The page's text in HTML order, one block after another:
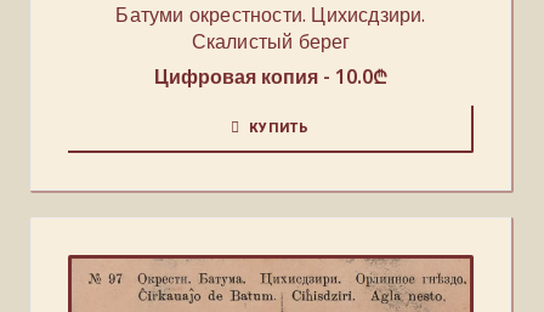
Батуми окрестности. Цихисдзири.
Скалистый берег
Цифровая копия - 10.0₾
КУПИТЬ